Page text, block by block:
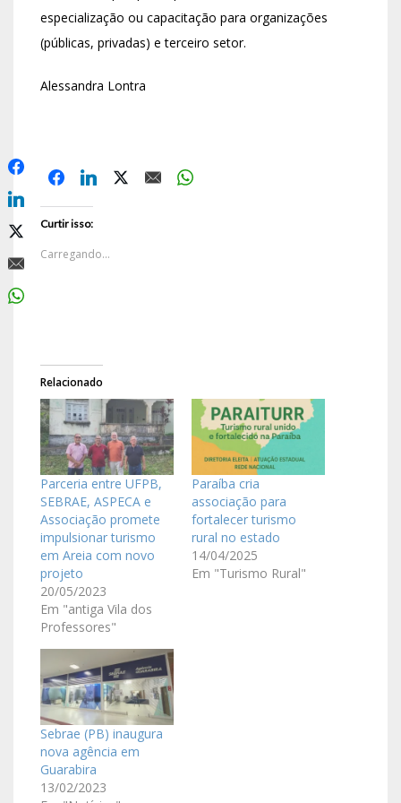
especialização ou capacitação para organizações
(públicas, privadas) e terceiro setor.
Alessandra Lontra
Curtir isso:
Carregando...
Relacionado
Parceria entre UFPB,
SEBRAE, ASPECA e
Associação promete
impulsionar turismo
em Areia com novo
projeto
20/05/2023
Em "antiga Vila dos
Professores"
Paraíba cria
associação para
fortalecer turismo
rural no estado
14/04/2025
Em "Turismo Rural"
Sebrae (PB) inaugura
nova agência em
Guarabira
13/02/2023